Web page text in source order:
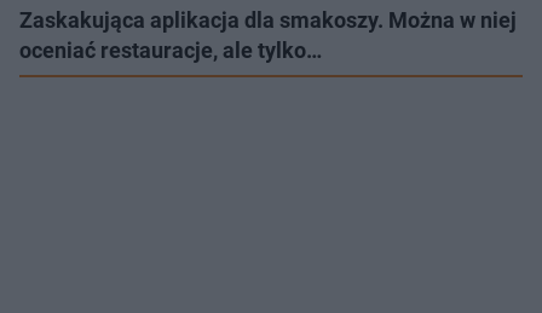
Zaskakująca aplikacja dla smakoszy. Można w niej
oceniać restauracje, ale tylko…